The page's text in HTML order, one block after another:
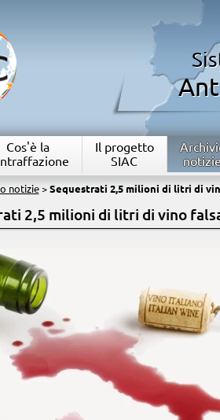
Cos'è la
Il progetto
SIAC
notizie> Sequestrati 2,5 milioni di litri di
2,5 milioni di litri di vino